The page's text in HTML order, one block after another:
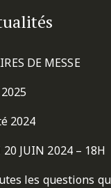
DE MESSE
2024
20 JUIN 2024 – 18H
les questions